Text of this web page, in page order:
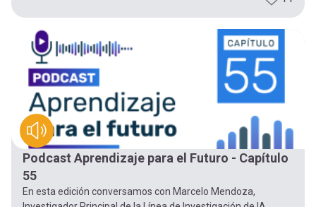
Podcast Aprendizaje para el Futuro - Capítulo
55
En esta edición conversamos con Marcelo Mendoza,